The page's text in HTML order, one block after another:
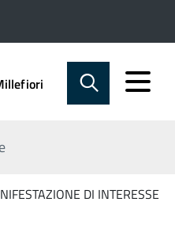
DI INTERESSE